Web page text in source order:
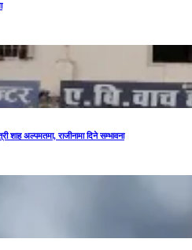
अल्पमतमा, राजीनामा दिने सम्भावना